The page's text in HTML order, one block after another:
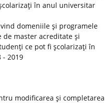
în anul universitar
domeniile şi programele
master acreditate şi
ce pot fi şcolarizaţi în
- 2019
modificarea şi completarea